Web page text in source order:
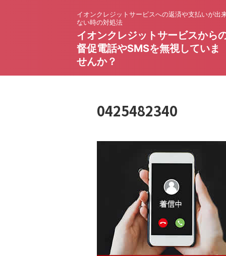
イオンクレジットサービスへの返済や支払いが出
ない時の対処法
イオンクレジットサービスから
督促電話やSMSを無視していま
せんか？
0425482340